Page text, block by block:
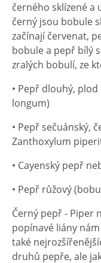
černého sklízené a
černý jsou bobule
začínají červenat,
bobule a pepř bílý
zralých bobulí, ze
• Pepř dlouhý,
longum)
• Pepř sečuánský,
Zanthoxylum
• Cayenský pepř
• Pepř růžový
Černý pepř - Piper
popínavé liány
také
druhů pepře, ale